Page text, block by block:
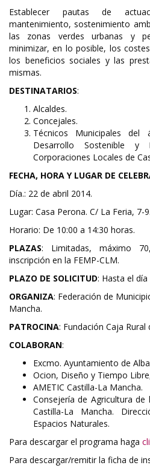
Establecer pautas de
mantenimiento, sostenimiento
las zonas verdes urbanas y
minimizar, en lo posible, los
los beneficios sociales y las
mismas.
DESTINATARIOS:
Alcaldes.
Concejales.
Técnicos Municipales
Desarrollo Sostenible
Corporaciones Locales de
FECHA, HORA Y LUGAR DE
Día.: 22 de abril 2014.
Lugar: Casa Perona. C/ La Feria, 7-
Horario: De 10:00 a 14:30 horas.
PLAZAS: Limitadas, máximo
inscripción en la FEMP-CLM.
PLAZO DE SOLICITUD: Hasta el
ORGANIZA: Federación de
Mancha.
PATROCINA: Fundación Caja Rural
COLABORAN:
Excmo. Ayuntamiento de
Ocion, Diseño y Tiempo
AMETIC Castilla-La Mancha.
Consejería de Agricultura de
Castilla-La Mancha.
Espacios Naturales.
Para descargar el programa haga
Para descargar/remitir la ficha de